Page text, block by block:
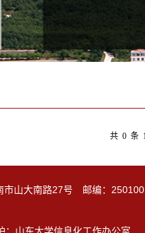
共 0 条
市山大南路27号 邮编：